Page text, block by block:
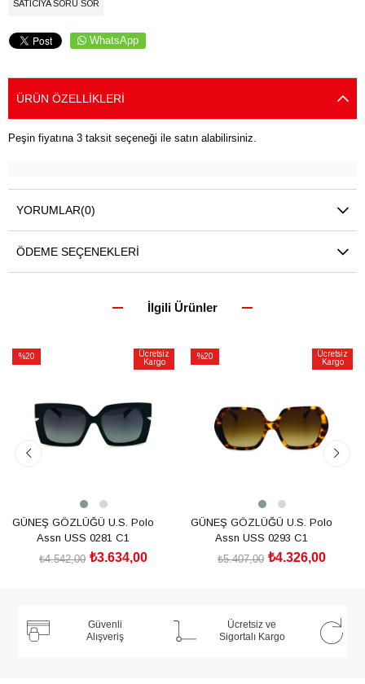
SATICIYA SORU SOR
WhatsApp
ÜRÜN ÖZELLIKLERI
Peşin fiyatına 3 taksit seçeneği ile satın alabilirsiniz.
YORUMLAR(0)
ÖDEME SEÇENEKLERI
İlgili Ürünler
%20
Ücretsiz
Kargo
GÜNEŞ GÖZLÜĞÜ U.S. Polo
Assn USS 0281 C1
₺3.634,00
₺4.542,00
%20
Ücretsiz
Kargo
GÜNEŞ GÖZLÜĞÜ U.S. Polo
Assn USS 0293 C1
₺4.326,00
₺5.407,00
Güvenli
Alışveriş
Ücretsiz ve
Sigortalı Kargo